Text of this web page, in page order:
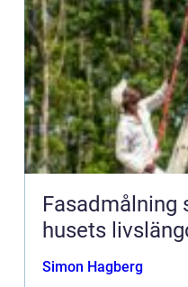
Fasadmålning
husets
Simon Hagberg